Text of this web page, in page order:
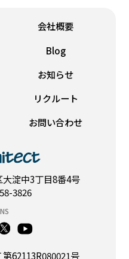
淀中3丁目8番4号
3826
62113R080021号
会社概要
Blog
お知らせ
リクルート
お問い合わせ